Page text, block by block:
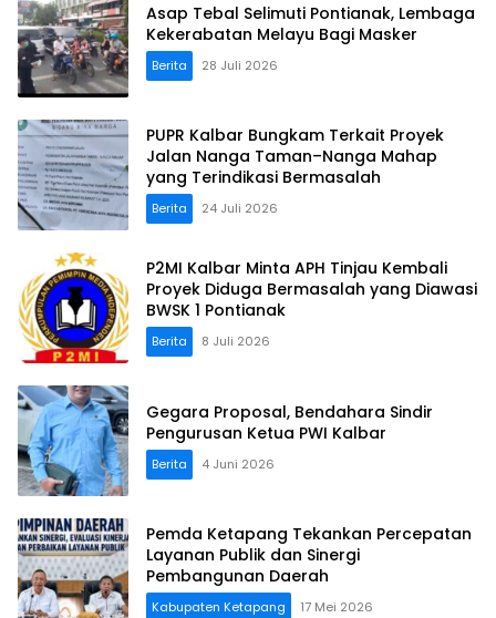
Asap Tebal Selimuti Pontianak, Lembaga
Kekerabatan Melayu Bagi Masker
Berita 28 Juli 2026
PUPR Kalbar Bungkam Terkait Proyek
Jalan Nanga Taman–Nanga Mahap
yang Terindikasi Bermasalah
Berita 24 Juli 2026
P2MI Kalbar Minta APH Tinjau Kembali
Proyek Diduga Bermasalah yang Diawasi
BWSK 1 Pontianak
Berita 8 Juli 2026
Gegara Proposal, Bendahara Sindir
Pengurusan Ketua PWI Kalbar
Berita 4 Juni 2026
Pemda Ketapang Tekankan Percepatan
Layanan Publik dan Sinergi
Pembangunan Daerah
Kabupaten Ketapang 17 Mei 2026